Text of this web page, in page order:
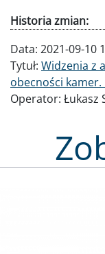
Historia zmian:
Data: 2021-09-10
Tytuł: Widzenia z
obecności kamer.
Operator: Łukasz